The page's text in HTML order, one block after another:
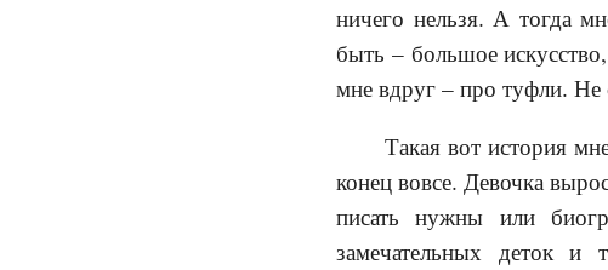
ничего нельзя. А тогда
быть – большое
мне вдруг – про туфли.
Такая вот история
конец вовсе. Девочка
писать нужны или
замечательных деток